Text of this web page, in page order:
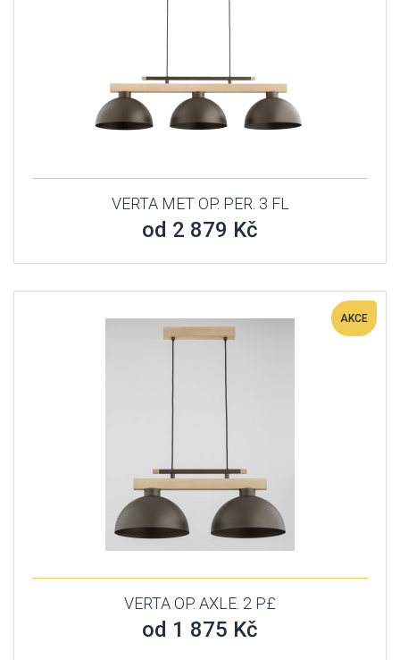
VERTA MET OP. PER. 3 FL
od 2 879 Kč
AKCE
VERTA OP. AXLE. 2 P£
od 1 875 Kč